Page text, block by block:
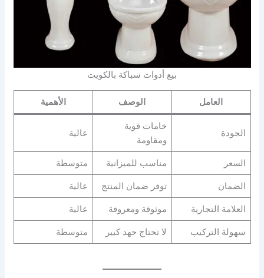
بيع أدوات سباكة بالكويت
العامل الوصف الأهمية
الجودة
خامات قوية
ومقاومة
عالية
السعر مناسب للميزانية متوسطة
الضمان توفر ضمان المنتج عالية
العلامة التجارية موثوقة ومعروفة عالية
سهولة التركيب لا تحتاج جهد كبير متوسطة